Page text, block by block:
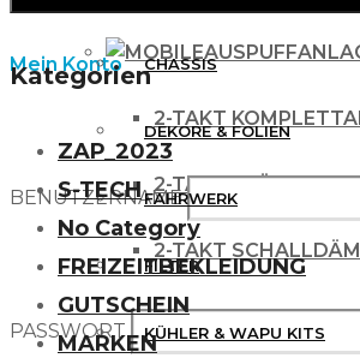
2-TAKT
2-TAKT KRÜMMER
2-TAKT
4 TAKT
Mein Konto
BENUTZERNAME
PASSWORT
CHASSIS
DEKORE & FOLIEN
FAHRWERK
FILTER
KÜHLER & WAPU KITS
Kategorien
ZAP_2023
S-TECH
No Category
FREIZEITBEKLEIDUNG
GUTSCHEIN
MARKEN